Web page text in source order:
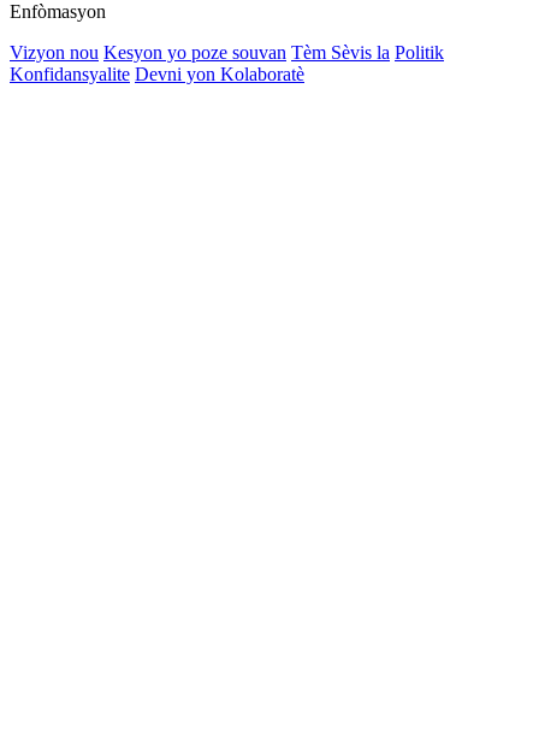
Enfòmasyon
Vizyon nou Kesyon yo poze souvan Tèm Sèvis la Politik
Konfidansyalite Devni yon Kolaboratè